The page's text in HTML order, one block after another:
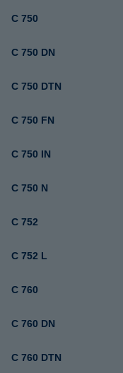
C 750
C 750 DN
C 750 DTN
C 750 FN
C 750 IN
C 750 N
C 752
C 752 L
C 760
C 760 DN
C 760 DTN